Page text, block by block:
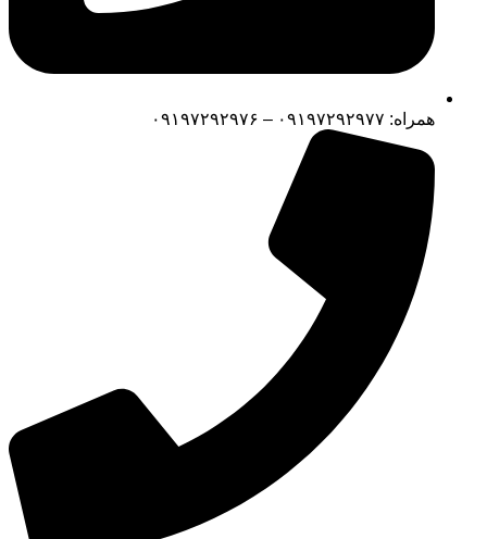
همراه: ۰۹۱۹۷۲۹۲۹۷۷ – ۰۹۱۹۷۲۹۲۹۷۶